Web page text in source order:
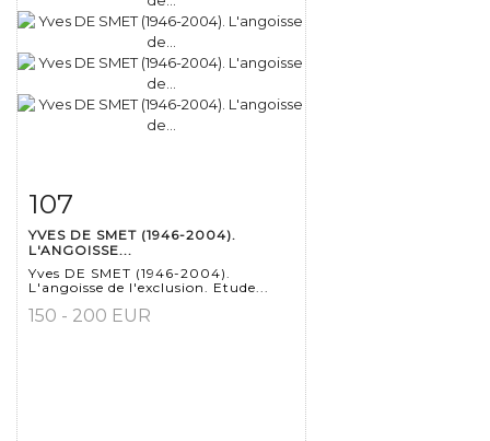
Fiche détaillée
107
YVES DE SMET (1946-2004).
L'ANGOISSE...
Yves DE SMET (1946-2004).
L'angoisse de l'exclusion. Etude...
150 - 200 EUR